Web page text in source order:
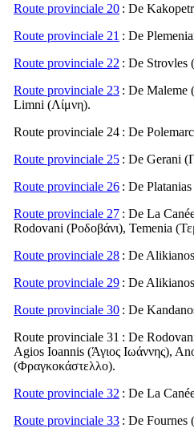
Route provinciale 20 : De
Route provinciale 21 : De
Route provinciale 22 : De Strovles (
Route provinciale 23 : De Maleme (
Limni (Λίμνη).
Route provinciale 24 : De
Route provinciale 25 : De Gerani (
Route provinciale 26 : De
Route provinciale 27 : De La
Rodovani (Ροδοβάνι), Temenia (
Route provinciale 28 : De
Route provinciale 29 : De
Route provinciale 30 : De
Route provinciale 31 : De
Agios Ioannis (Άγιος Ιωάννης),
(Φραγκοκάστελλο).
Route provinciale 32 : De La
Route provinciale 33 : De Fournes (